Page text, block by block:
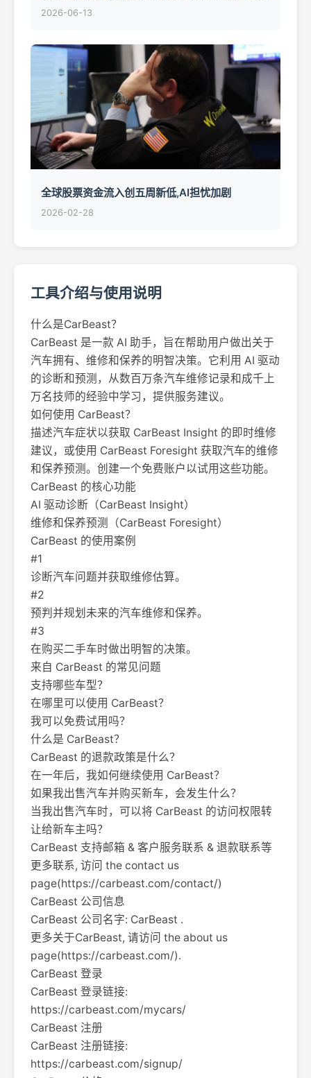
2026-06-13
全球股票资金流入创五周新低,AI担忧加剧
2026-02-28
工具介绍与使用说明
什么是CarBeast？
CarBeast 是一款 AI 助手，旨在帮助用户做出关于
汽车拥有、维修和保养的明智决策。它利用 AI 驱动
的诊断和预测，从数百万条汽车维修记录和成千上
万名技师的经验中学习，提供服务建议。
如何使用 CarBeast？
描述汽车症状以获取 CarBeast Insight 的即时维修
建议，或使用 CarBeast Foresight 获取汽车的维修
和保养预测。创建一个免费账户以试用这些功能。
CarBeast 的核心功能
AI 驱动诊断（CarBeast Insight）
维修和保养预测（CarBeast Foresight）
CarBeast 的使用案例
#1
诊断汽车问题并获取维修估算。
#2
预判并规划未来的汽车维修和保养。
#3
在购买二手车时做出明智的决策。
来自 CarBeast 的常见问题
支持哪些车型？
在哪里可以使用 CarBeast？
我可以免费试用吗？
什么是 CarBeast？
CarBeast 的退款政策是什么？
在一年后，我如何继续使用 CarBeast？
如果我出售汽车并购买新车，会发生什么？
当我出售汽车时，可以将 CarBeast 的访问权限转
让给新车主吗？
CarBeast 支持邮箱 & 客户服务联系 & 退款联系等
更多联系, 访问 the contact us
page(https://carbeast.com/contact/)
CarBeast 公司信息
CarBeast 公司名字: CarBeast .
更多关于CarBeast, 请访问 the about us
page(https://carbeast.com/).
CarBeast 登录
CarBeast 登录链接:
https://carbeast.com/mycars/
CarBeast 注册
CarBeast 注册链接:
https://carbeast.com/signup/